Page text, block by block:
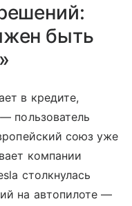
быть
в кредите,
пользователь
союз уже
компании
столкнулась
на автопилоте —